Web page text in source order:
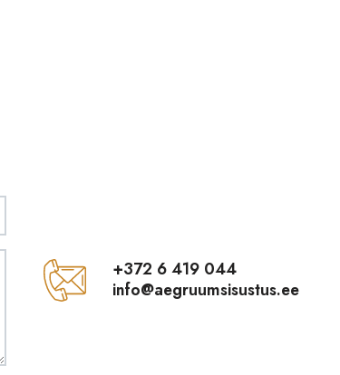
+372 6 419 044
info@aegruumsisustus.ee